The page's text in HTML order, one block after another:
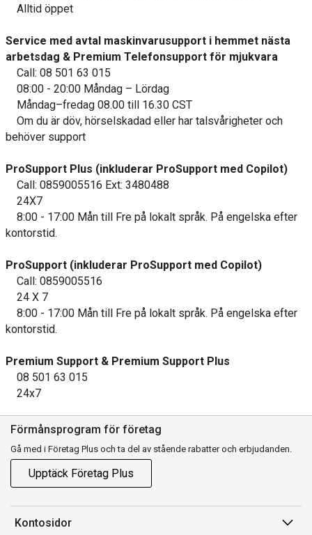
Alltid öppet
Service med avtal maskinvarusupport i hemmet nästa
arbetsdag & Premium Telefonsupport för mjukvara
Call: 08 501 63 015
08:00 - 20:00 Måndag – Lördag
Måndag–fredag 08.00 till 16.30 CST
Om du är döv, hörselskadad eller har talsvårigheter och
behöver support
ProSupport Plus (inkluderar ProSupport med Copilot)
Call: 0859005516 Ext: 3480488
24X7
8:00 - 17:00 Mån till Fre på lokalt språk. På engelska efter
kontorstid.
ProSupport (inkluderar ProSupport med Copilot)
Call: 0859005516
24 X 7
8:00 - 17:00 Mån till Fre på lokalt språk. På engelska efter
kontorstid.
Premium Support & Premium Support Plus
08 501 63 015
24x7
Förmånsprogram för företag
Gå med i Företag Plus och ta del av stående rabatter och erbjudanden.
Upptäck Företag Plus
Kontosidor